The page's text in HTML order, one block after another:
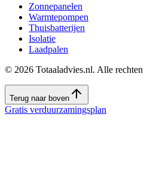
Zonnepanelen
Warmtepompen
Thuisbatterijen
Isolatie
Laadpalen
© 2026 Totaaladvies.nl. Alle
Terug naar boven
Gratis verduurzamingsplan